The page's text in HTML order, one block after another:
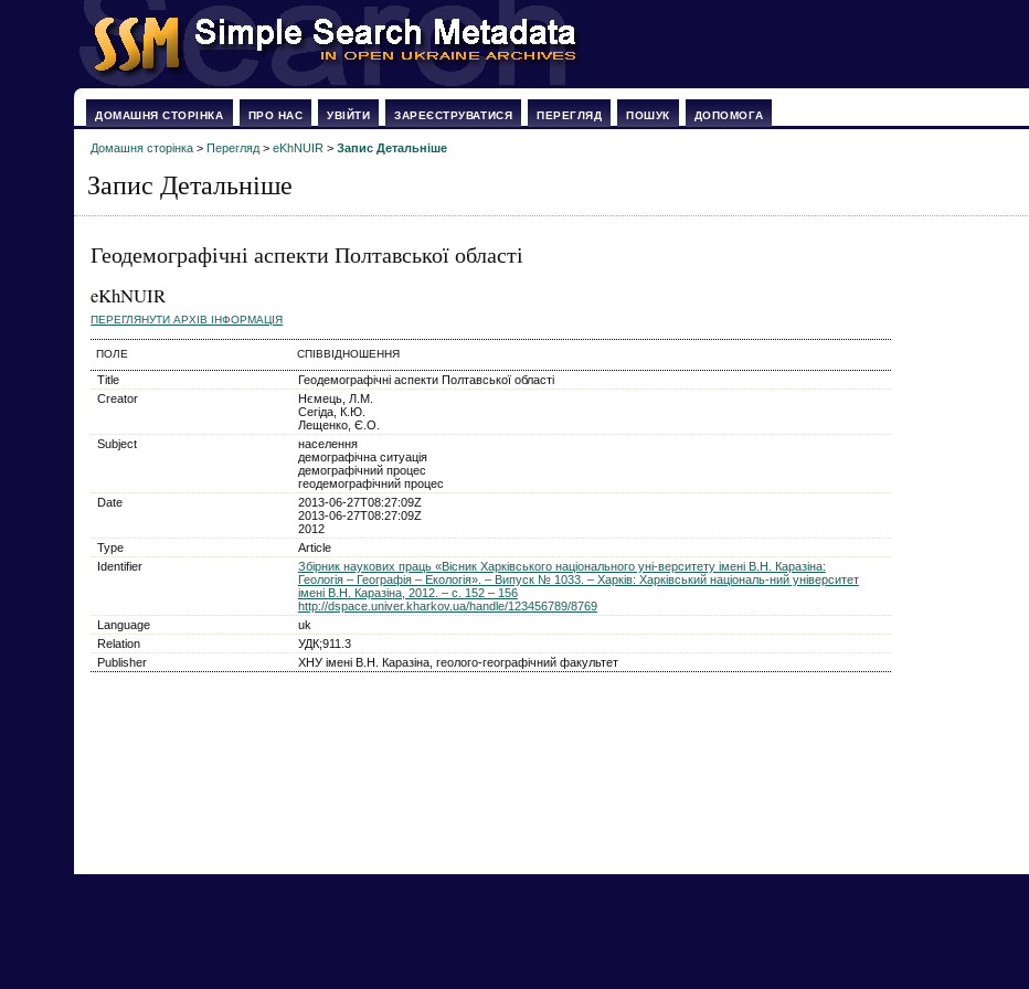
ДОМАШНЯ СТОРІНКА ПРО НАС УВІЙТИ ЗАРЕЄСТРУВАТИСЯ ПЕРЕГЛЯД ПОШУК ДОПОМОГА
Домашня сторінка >Перегляд >eKhNUIR >Запис Детальніше
Запис Детальніше
Геодемографічні аспекти Полтавської області
eKhNUIR
ПЕРЕГЛЯНУТИ АРХІВ ІНФОРМАЦІЯ
ПОЛЕ СПІВВІДНОШЕННЯ
Title
Геодемографічні аспекти Полтавської області
Creator
Нємець, Л.М.
Сегіда, К.Ю.
Лещенко, Є.О.
Subject
населення
демографічна ситуація
демографічний процес
геодемографічний процес
Date
2013-06-27T08:27:09Z
2013-06-27T08:27:09Z
2012
Type
Article
Identifier
Збірник наукових праць «Вісник Харківського національного уні-верситету імені В.Н. Каразіна:
Геологія – Географія – Екологія». – Випуск № 1033. – Харків: Харківський національ-ний університет
імені В.Н. Каразіна, 2012. – с. 152 – 156
http://dspace.univer.kharkov.ua/handle/123456789/8769
Language
uk
Relation
УДК;911.3
Publisher
ХНУ імені В.Н. Каразіна, геолого-географічний факультет